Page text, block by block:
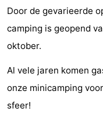
Vuurtorens
-
Uitkijkpunten
Attracties
Speeltuinen
-
Binnenspeeltuinen
-
Door de gevarieerde
camping is geopend
oktober.
Al vele jaren komen
onze minicamping
sfeer!